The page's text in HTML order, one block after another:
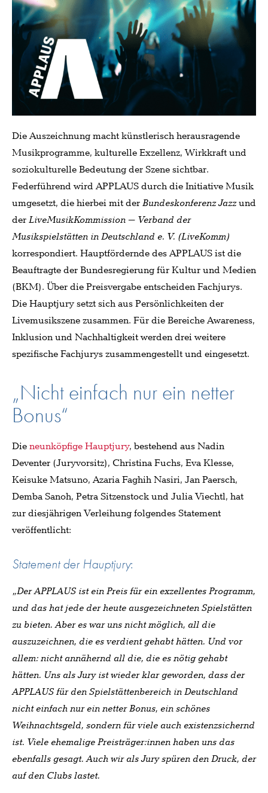
Die Auszeichnung macht künstlerisch herausragende
Musikprogramme, kulturelle Exzellenz, Wirkkraft und
soziokulturelle Bedeutung der Szene sichtbar.
Federführend wird APPLAUS durch die Initiative Musik
umgesetzt, die hierbei mit derBundeskonferenz Jazzund
derLiveMusikKommission – Verband der
Musikspielstätten in Deutschland e. V. (LiveKomm)
korrespondiert. Hauptfördernde des APPLAUS ist die
Beauftragte der Bundesregierung für Kultur und Medien
(BKM). Über die Preisvergabe entscheiden Fachjurys.
Die Hauptjury setzt sich aus Persönlichkeiten der
Livemusikszene zusammen. Für die Bereiche Awareness,
Inklusion und Nachhaltigkeit werden drei weitere
spezifische Fachjurys zusammengestellt und eingesetzt.
„Nicht einfach nur ein netter
Bonus“
Dieneunköpfige Hauptjury, bestehend aus Nadin
Deventer (Juryvorsitz), Christina Fuchs, Eva Klesse,
Keisuke Matsuno, Azaria Faghih Nasiri, Jan Paersch,
Demba Sanoh, Petra Sitzenstock und Julia Viechtl, hat
zur diesjährigen Verleihung folgendes Statement
veröffentlicht:
Statement der Hauptjury:
„Der APPLAUS ist ein Preis für ein exzellentes Programm,
und das hat jede der heute ausgezeichneten Spielstätten
zu bieten. Aber es war uns nicht möglich, all die
auszuzeichnen, die es verdient gehabt hätten. Und vor
allem: nicht annähernd all die, die es nötig gehabt
hätten. Uns als Jury ist wieder klar geworden, dass der
APPLAUS für den Spielstättenbereich in Deutschland
nicht einfach nur ein netter Bonus, ein schönes
Weihnachtsgeld, sondern für viele auch existenzsichernd
ist. Viele ehemalige Preisträger:innen haben uns das
ebenfalls gesagt. Auch wir als Jury spüren den Druck, der
auf den Clubs lastet.